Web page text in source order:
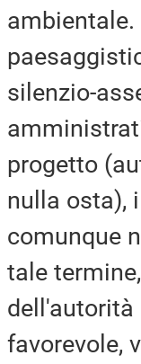
silenzio-
progetto
nulla osta),
comunque
tale
dell'autorità
favorevole,